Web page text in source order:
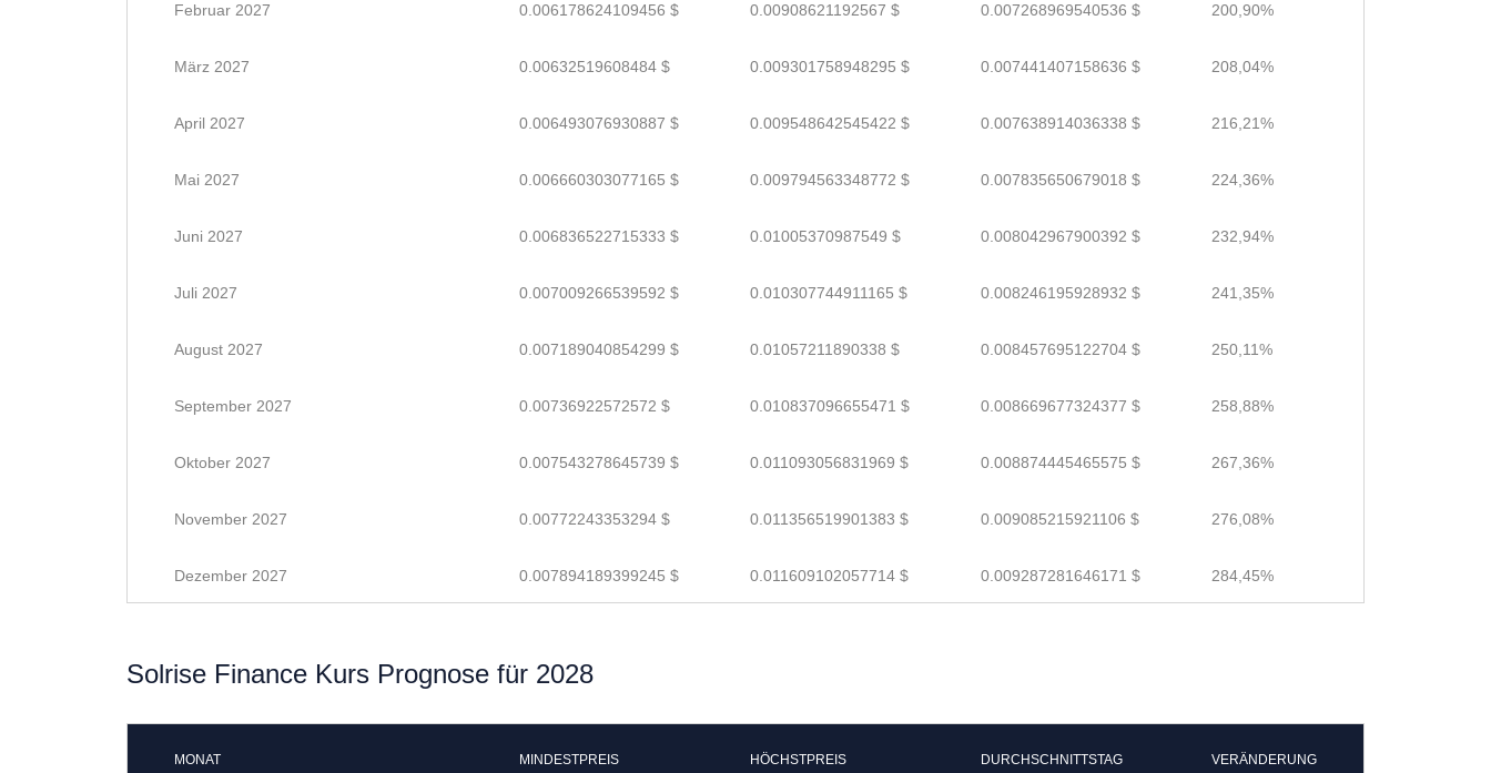
Februar 2027 0.006178624109456 $ 0.00908621192567 $ 0.007268969540536 $ 200,90%
März 2027 0.00632519608484 $ 0.009301758948295 $ 0.007441407158636 $ 208,04%
April 2027 0.006493076930887 $ 0.009548642545422 $ 0.007638914036338 $ 216,21%
Mai 2027 0.006660303077165 $ 0.009794563348772 $ 0.007835650679018 $ 224,36%
Juni 2027 0.006836522715333 $ 0.01005370987549 $ 0.008042967900392 $ 232,94%
Juli 2027 0.007009266539592 $ 0.010307744911165 $ 0.008246195928932 $ 241,35%
August 2027 0.007189040854299 $ 0.01057211890338 $ 0.008457695122704 $ 250,11%
September 2027 0.00736922572572 $ 0.010837096655471 $ 0.008669677324377 $ 258,88%
Oktober 2027 0.007543278645739 $ 0.011093056831969 $ 0.008874445465575 $ 267,36%
November 2027 0.00772243353294 $ 0.011356519901383 $ 0.009085215921106 $ 276,08%
Dezember 2027 0.007894189399245 $ 0.011609102057714 $ 0.009287281646171 $ 284,45%
Solrise Finance Kurs Prognose für 2028
MONAT MINDESTPREIS HÖCHSTPREIS DURCHSCHNITTSTAG VERÄNDERUNG